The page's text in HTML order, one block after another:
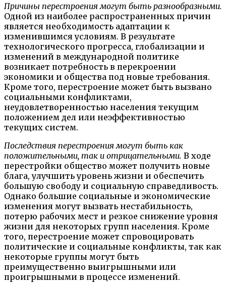
Причины перестроения могут быть разнообразными.
Одной из наиболее распространенных причин
является необходимость адаптации к
изменившимся условиям. В результате
технологического прогресса, глобализации и
изменений в международной политике
возникает потребность в перекроении
экономики и общества под новые требования.
Кроме того, перестроение может быть вызвано
социальными конфликтами,
неудовлетворенностью населения текущим
положением дел или неэффективностью
текущих систем.
Последствия перестроения могут быть как
положительными, так и отрицательными. В ходе
перестройки общество может получить новые
блага, улучшить уровень жизни и обеспечить
большую свободу и социальную справедливость.
Однако большие социальные и экономические
изменения могут вызвать нестабильность,
потерю рабочих мест и резкое снижение уровня
жизни для некоторых групп населения. Кроме
того, перестроение может спровоцировать
политические и социальные конфликты, так как
некоторые группы могут быть
преимущественно выигрышными или
проигрышными в процессе изменений.